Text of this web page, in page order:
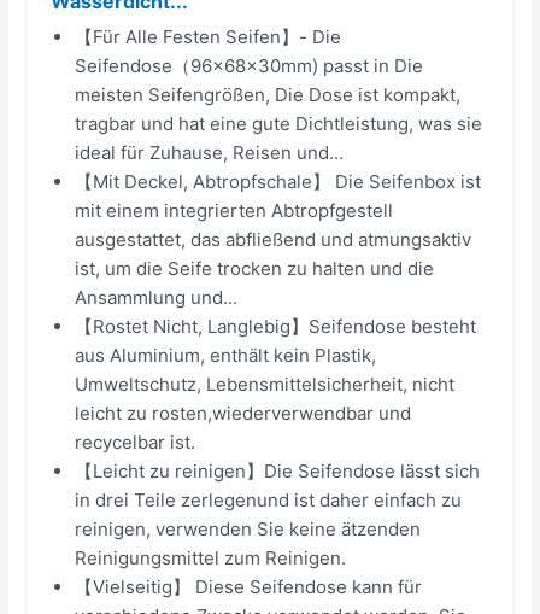
【Für Alle Festen Seifen】- Die
Seifendose（96×68×30mm) passt in Die
meisten Seifengrößen, Die Dose ist kompakt,
tragbar und hat eine gute Dichtleistung, was sie
ideal für Zuhause, Reisen und...
【Mit Deckel, Abtropfschale】 Die Seifenbox ist
mit einem integrierten Abtropfgestell
ausgestattet, das abfließend und atmungsaktiv
ist, um die Seife trocken zu halten und die
Ansammlung und...
【Rostet Nicht, Langlebig】Seifendose besteht
aus Aluminium, enthält kein Plastik,
Umweltschutz, Lebensmittelsicherheit, nicht
leicht zu rosten,wiederverwendbar und
recycelbar ist.
【Leicht zu reinigen】Die Seifendose lässt sich
in drei Teile zerlegenund ist daher einfach zu
reinigen, verwenden Sie keine ätzenden
Reinigungsmittel zum Reinigen.
【Vielseitig】 Diese Seifendose kann für